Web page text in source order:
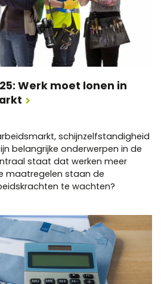
Werk moet lonen in
schijnzelfstandigheid
belangrijke onderwerpen in de
staat dat werken meer
maatregelen staan de
te wachten?